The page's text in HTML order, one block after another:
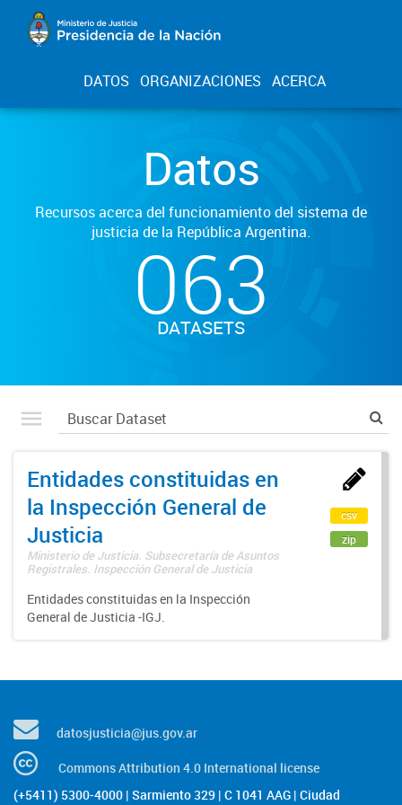
DATOS ORGANIZACIONES ACERCA
Datos
Recursos acerca del funcionamiento del sistema de
justicia de la República Argentina.
063
DATASETS
Entidades constituidas en
la Inspección General de
Justicia
Ministerio de Justicia. Subsecretaría de Asuntos
Registrales. Inspección General de Justicia
Entidades constituidas en la Inspección
General de Justicia -IGJ.
csv
zip
datosjusticia@jus.gov.ar
Commons Attribution 4.0 International license
(+5411) 5300-4000 | Sarmiento 329 | C 1041 AAG | Ciudad